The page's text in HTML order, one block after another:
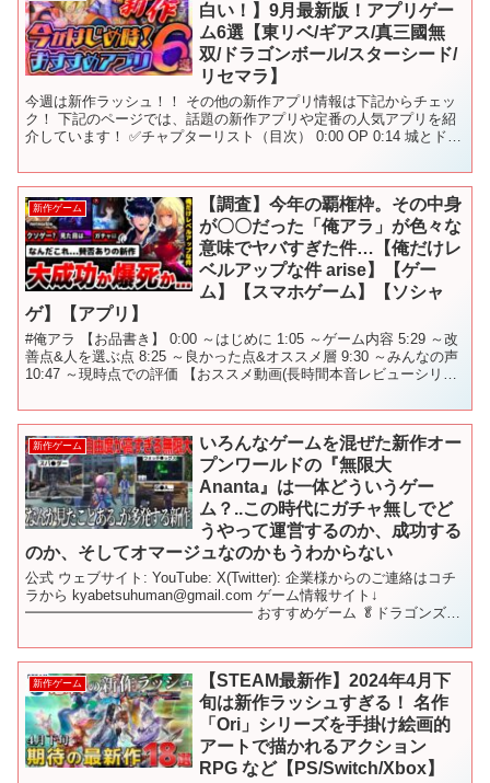
白い！】9月最新版！アプリゲー
ム6選【東リベ/ギアス/真三國無
双/ドラゴンボール/スターシード/
リセマラ】
今週は新作ラッシュ！！ その他の新作アプリ情報は下記からチェッ
ク！ 下記のページでは、話題の新作アプリや定番の人気アプリを紹
介しています！ ✅チャプターリスト（目次） 0:00 OP 0:14 城とドラ
新作ゲーム
【調査】今年の覇権枠。その中身
が〇〇だった「俺アラ」が色々な
意味でヤバすぎた件…【俺だけレ
ベルアップな件 arise】【ゲー
ム】【スマホゲーム】【ソシャ
ゲ】【アプリ】
#俺アラ 【お品書き】 0:00 ～はじめに 1:05 ～ゲーム内容 5:29 ～改
善点&人を選ぶ点 8:25 ～良かった点&オススメ層 9:30 ～みんなの声
10:47 ～現時点での評価 【おススメ動画(長時間本音レビューシリー
新作ゲーム
いろんなゲームを混ぜた新作オー
プンワールドの『無限大
Ananta』は一体どういうゲー
ム？..この時代にガチャ無しでど
うやって運営するのか、成功する
のか、そしてオマージュなのかもうわからない
公式 ウェブサイト: YouTube: X(Twitter): 企業様からのご連絡はコチ
ラから kyabetsuhuman@gmail.com ゲーム情報サイト↓
━━━━━━━━━━━━━━━━ おすすめゲーム 🥬ドラゴンズド
新作ゲーム
【STEAM最新作】2024年4月下
旬は新作ラッシュすぎる！ 名作
「Ori」シリーズを手掛け絵画的
アートで描かれるアクション
RPG など【PS/Switch/Xbox】